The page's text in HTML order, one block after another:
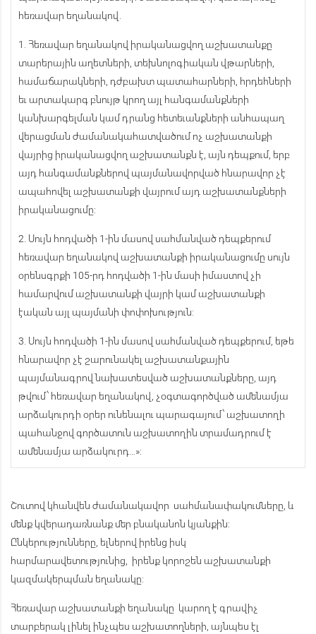
հեռավար եղանակով.
1. Հեռավար եղանակով իրականացվող աշխատանքը
տարերային աղետների, տեխնոլոգիական վթարների,
համաճարակների, դժբախտ պատահարների, հրդեհների
եւ արտակարգ բնույթ կրող այլ հանգամանքների
կանխարգելման կամ դրանց հետեւանքների անհապաղ
վերացման ժամանակահատվածում ոչ աշխատանքի
վայրից իրականացվող աշխատանքն է, այն դեպքում, երբ
այդ հանգամանքներով պայմանավորված հնարավոր չէ
ապահովել աշխատանքի վայրում այդ աշխատանքների
իրականացումը:
2. Սույն հոդվածի 1-ին մասով սահմանված դեպքերում
հեռավար եղանակով աշխատանքի իրականացումը սույն
օրենսգրքի 105-րդ հոդվածի 1-ին մասի իմաստով չի
համարվում աշխատանքի վայրի կամ աշխատանքի
էական այլ պայմանի փոփոխություն:
3. Սույն հոդվածի 1-ին մասով սահմանված դեպքերում, եթե
հնարավոր չէ շարունակել աշխատանքային
պայմանագրով նախատեսված աշխատանքները, այդ
թվում՝ հեռավար եղանակով, չօգտագործված ամենամյա
արձակուրդի օրեր ունենալու պարագայում՝ աշխատողի
պահանջով գործատուն աշխատողին տրամադրում է
ամենամյա արձակուրդ…»:
Շուտով կհանվեն ժամանակավոր սահմանափակումները, և
մենք կվերադառնանք մեր բնականոն կյանքին:
Ընկերությունները, ելներով իրենց իսկ
հարմարավետությունից, իրենք կորոշեն աշխատանքի
կազմակերպման եղանակը:
Հեռավար աշխատանքի եղանակը կարող է գրավիչ
տարբերակ լինել ինչպես աշխատողների, այնպես էլ